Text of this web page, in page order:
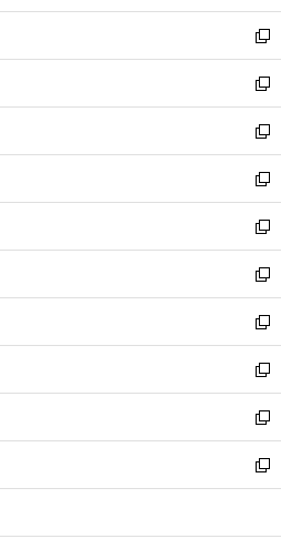
開
く
ウ
で
開
く
ン
ド
ウ
で
開
く
ウ
ィ
ン
ド
ウ
で
開
く
新
し
い
ウ
ィ
ン
ド
ウ
で
開
く
新
し
い
ウ
ィ
ン
ド
ウ
で
開
く
新
し
い
ウ
ィ
ン
ド
ウ
で
開
く
新
し
い
ウ
ィ
ン
ド
ウ
で
開
く
新
し
い
ウ
ィ
ン
ド
ウ
で
開
く
新
し
い
ウ
ィ
ン
ド
ウ
で
開
新
し
い
ウ
ィ
ン
ド
ウ
開
新
し
い
ウ
ィ
ン
ウ
新
し
い
ウ
ン
新
し
ウ